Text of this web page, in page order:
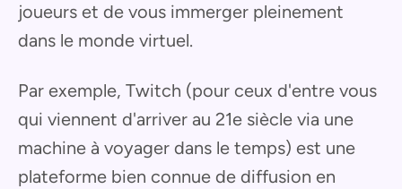
joueurs et de vous immerger pleinement
dans le monde virtuel.
Par exemple, Twitch (pour ceux d'entre vous
qui viennent d'arriver au 21e siècle via une
machine à voyager dans le temps) est une
plateforme bien connue de diffusion en